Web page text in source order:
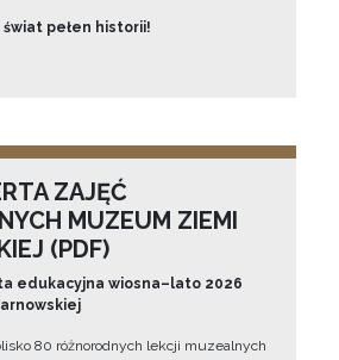
pełen historii!
ZAJĘĆ
MUZEUM ZIEMI
(PDF)
edukacyjna wiosna–lato 2026
80 różnorodnych lekcji muzealnych